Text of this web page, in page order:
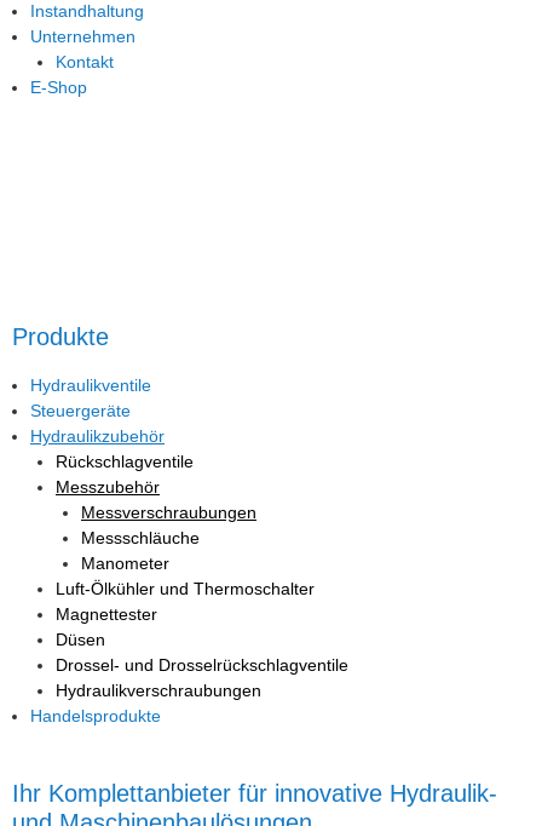
Instandhaltung
Unternehmen
Kontakt
E-Shop
Produkte
Hydraulikventile
Steuergeräte
Hydraulikzubehör
Rückschlagventile
Messzubehör
Messverschraubungen
Messschläuche
Manometer
Luft-Ölkühler und Thermoschalter
Magnettester
Düsen
Drossel- und Drosselrückschlagventile
Hydraulikverschraubungen
Handelsprodukte
Ihr Komplettanbieter für innovative Hydraulik-